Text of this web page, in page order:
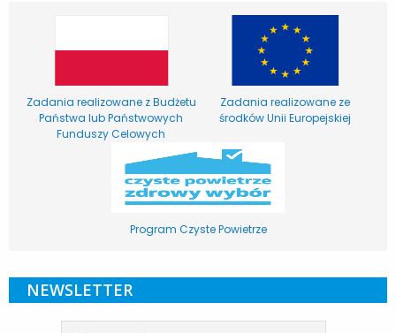
Zadania realizowane z Budżetu
Państwa lub Państwowych
Funduszy Celowych
Zadania realizowane ze
środków Unii Europejskiej
Program Czyste Powietrze
NEWSLETTER